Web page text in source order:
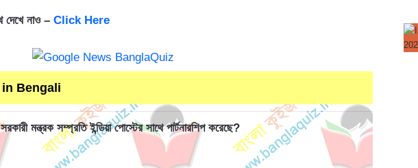
দেখে নাও –Click Here
Bengali
মন্ত্রক সম্প্রতি ইন্ডিয়া পোস্টের সাথে পার্টনারশিপ করেছে?